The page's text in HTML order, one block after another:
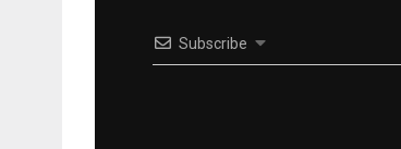
Subscribe